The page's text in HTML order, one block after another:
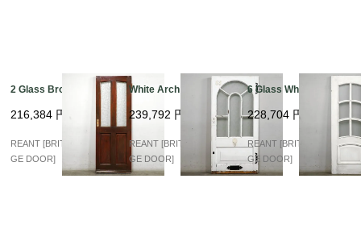
2 Glass Brown
216,384 円
REANT [BRITISH VINTA
GE DOOR]
White Arch Glass
239,792 円
REANT [BRITISH VINTA
GE DOOR]
6 Glass White
228,704 円
REANT [BRITISH VINTA
GE DOOR]